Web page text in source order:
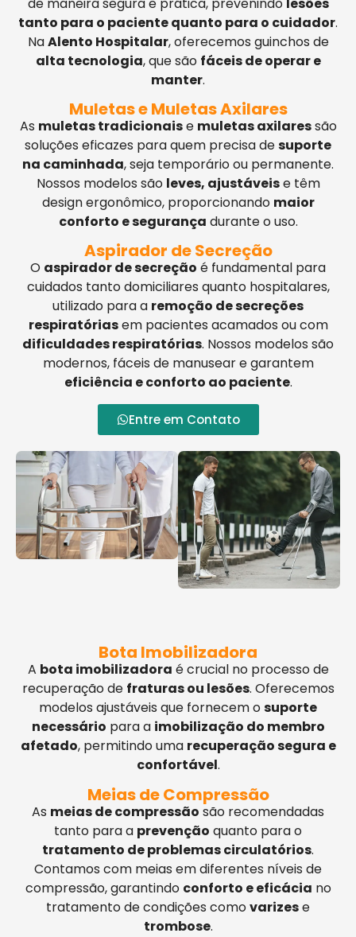
tanto para o paciente quanto para o cuidador.
NaAlento Hospitalar, oferecemos guinchos de
alta tecnologia, que são fáceis de operar e
manter.
Muletas e Muletas Axilares
As muletas tradicionaise muletas axilaressão
soluções eficazes para quem precisa desuporte
na caminhada, seja temporário ou permanente.
Nossos modelos são leves, ajustáveise têm
design ergonômico, proporcionando maior
conforto e segurança durante o uso.
Aspirador de Secreção
O aspirador de secreção é fundamental para
cuidados tanto domiciliares quanto hospitalares,
utilizado para a remoção de secreções
respiratóriasem pacientes acamados ou com
dificuldades respiratórias. Nossos modelos são
modernos, fáceis de manusear e garantem
eficiência e conforto ao paciente.
Entre em Contato
Bota Imobilizadora
A bota imobilizadora é crucial no processo de
recuperação de fraturas ou lesões. Oferecemos
modelos ajustáveis que fornecem osuporte
necessário para a imobilização do membro
afetado, permitindo uma recuperação segura e
confortável.
Meias de Compressão
As meias de compressão são recomendadas
tanto para a prevenção quanto para o
tratamento de problemas circulatórios.
Contamos com meias em diferentes níveis de
compressão, garantindo conforto e eficácia no
tratamento de condições comovarizese
trombose.